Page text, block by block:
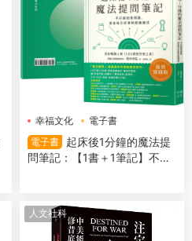
幸福文化
電子書
電子書
起床後1分鐘的魔法提
問筆記：【1書＋1筆記】不隻
人文社科